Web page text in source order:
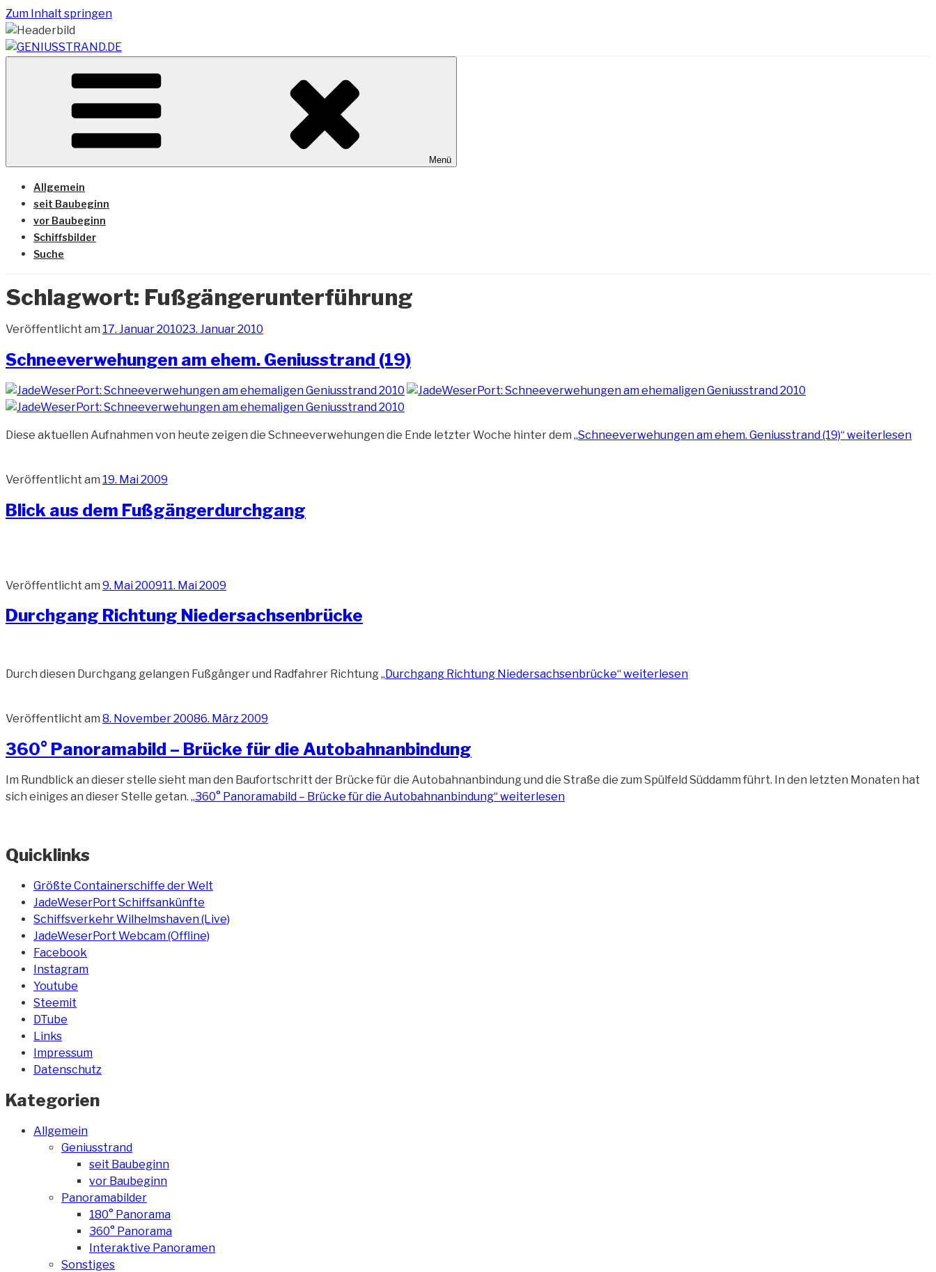
Zum Inhalt springen
GENIUSSTRAND.DE
Vom Geniusstrand zum JadeWeserPort/Container Terminal Wilhelmshaven
Menü
Allgemein
seit Baubeginn
vor Baubeginn
Schiffsbilder
Suche
Schlagwort: Fußgängerunterführung
Veröffentlicht am 17. Januar 201023. Januar 2010
Schneeverwehungen am ehem. Geniusstrand (19)
Diese aktuellen Aufnahmen von heute zeigen die Schneeverwehungen die Ende letzter Woche hinter dem „Schneeverwehungen am ehem. Geniusstrand (19)“weiterlesen
Veröffentlicht am 19. Mai 2009
Blick aus dem Fußgängerdurchgang
Veröffentlicht am 9. Mai 200911. Mai 2009
Durchgang Richtung Niedersachsenbrücke
Durch diesen Durchgang gelangen Fußgänger und Radfahrer Richtung„Durchgang Richtung Niedersachsenbrücke“weiterlesen
Veröffentlicht am 8. November 20086. März 2009
360° Panoramabild – Brücke für die Autobahnanbindung
Im Rundblick an dieser stelle sieht man den Baufortschritt der Brücke für die Autobahnanbindung und die Straße die zum Spülfeld Süddamm führt. In den letzten Monaten hat
sich einiges an dieser Stelle getan. „360° Panoramabild – Brücke für die Autobahnanbindung“weiterlesen
Quicklinks
Größte Containerschiffe der Welt
JadeWeserPort Schiffsankünfte
Schiffsverkehr Wilhelmshaven (Live)
JadeWeserPort Webcam (Offline)
Facebook
Instagram
Youtube
Steemit
DTube
Links
Impressum
Datenschutz
Kategorien
Allgemein
Geniusstrand
seit Baubeginn
vor Baubeginn
Panoramabilder
180° Panorama
360° Panorama
Interaktive Panoramen
Sonstiges